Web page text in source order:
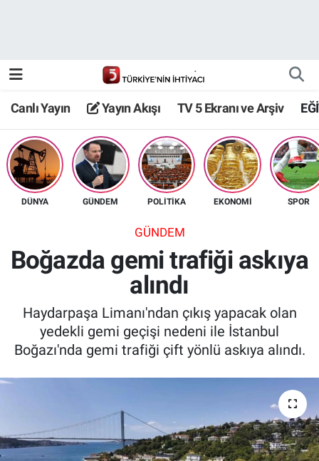
Canlı Yayın Yayın Akışı TV 5 Ekranı ve Arşiv
DÜNYA GÜNDEM POLİTİKA EKONOMİ SPOR
GÜNDEM
Boğazda gemi trafiği askıya
alındı
Haydarpaşa Limanı'ndan çıkış yapacak olan
yedekli gemi geçişi nedeni ile İstanbul
Boğazı'nda gemi trafiği çift yönlü askıya alındı.
TV 5 Ekranı ve Arşiv